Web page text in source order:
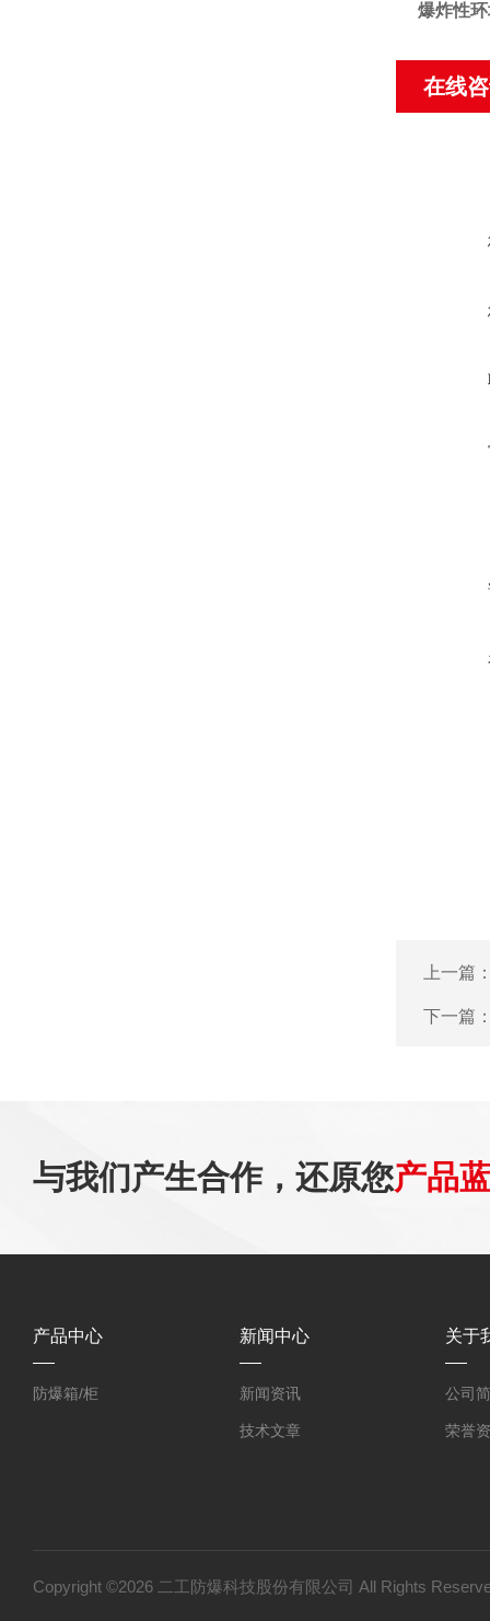
爆炸性
在线
上一篇
下一篇
与我们产生合作，还原您产品
产品中心
防爆箱/柜
新闻中心
新闻资讯
技术文章
关于
公司
荣誉
Copyright ©2026 二工防爆科技股份有限公司 All Rights